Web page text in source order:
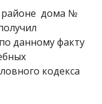
районе дома №
данному факту
кодекса